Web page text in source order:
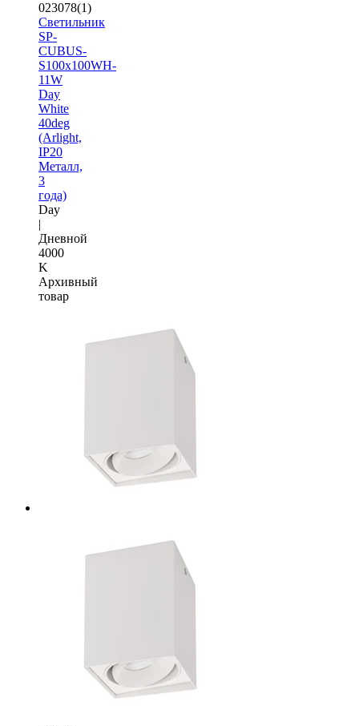
023078(1)
Светильник
SP-
CUBUS-
S100x100WH-
11W
Day
White
40deg
(Arlight,
IP20
Металл,
3
года)
Day
|
Дневной
4000
K
Архивный
товар